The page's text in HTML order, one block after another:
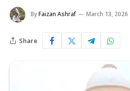
ByFaizan Ashraf March 13, 2026
Share